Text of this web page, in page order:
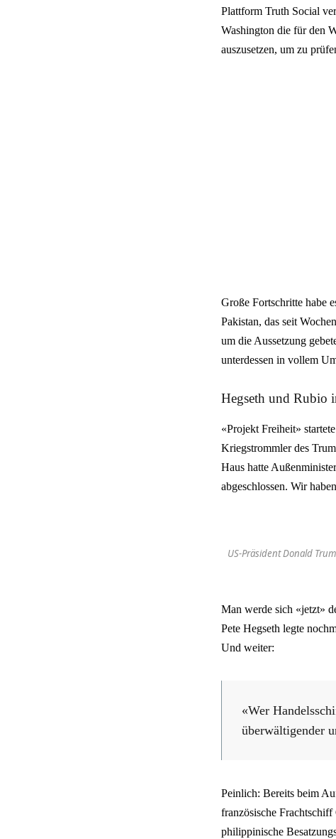
Plattform Truth Social
Washington die für den
auszusetzen, um zu
Große Fortschritte habe
Pakistan, das seit
um die Aussetzung
unterdessen in vollem
Hegseth und Rubio
«Projekt Freiheit»
Kriegstrommler des
Haus hatte
abgeschlossen. Wir
US-Präsident Donald
Man werde sich «jetzt»
Pete Hegseth legte
Und weiter:
«Wer
überwältigender
Peinlich: Bereits beim
französische
philippinische